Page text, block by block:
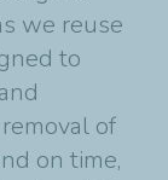
we reuse
to
of
on time,